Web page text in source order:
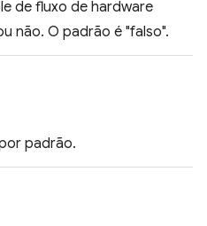
de fluxo de hardware
não. O padrão é "falso".
padrão.